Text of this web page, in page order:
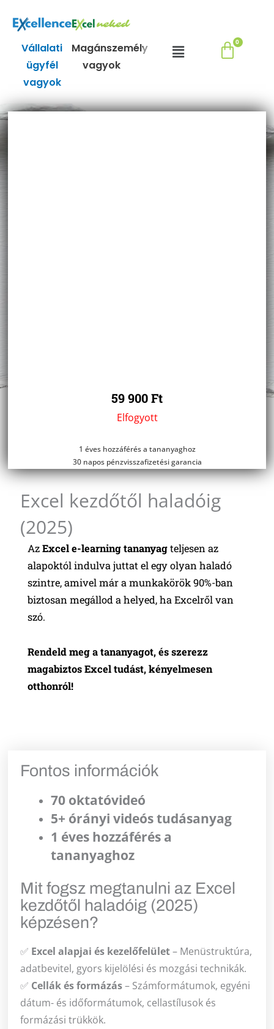
contentVállalati
ügyfél
vagyok
Magánszemély
vagyok
Menu
59 900Ft
Elfogyott
1 éves hozzáférés a tananyaghoz
30 napos pénzvisszafizetési garancia
Excel kezdőtől haladóig
(2025)
AzExcel e-learning tananyagteljesen az
alapoktól indulva juttat el egy olyan haladó
szintre, amivel már a munkakörök 90%-ban
biztosan megállod a helyed, ha Excelről van
szó.
Rendeld meg a tananyagot, és szerezz
magabiztos Excel tudást, kényelmesen
otthonról!
Fontos információk
70 oktatóvideó
5+ órányi videós tudásanyag
1 éves hozzáférés a
tananyaghoz
Mit fogsz megtanulni az Excel
kezdőtől haladóig (2025)
képzésen?
✅ Excel alapjai és kezelőfelület– Menüstruktúra,
adatbevitel, gyors kijelölési és mozgási technikák.
✅ Cellák és formázás– Számformátumok, egyéni
dátum- és időformátumok, cellastílusok és
formázási trükkök.